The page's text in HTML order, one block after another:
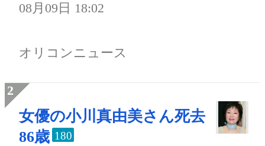
08月09日 18:02
オリコンニュース
女優の小川真由美さん死去
86歳 180